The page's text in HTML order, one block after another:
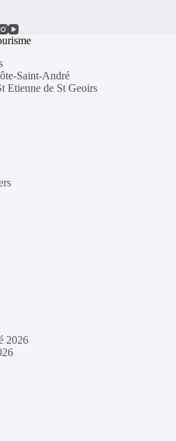
Saint-André
Etienne de St Geoirs
2026